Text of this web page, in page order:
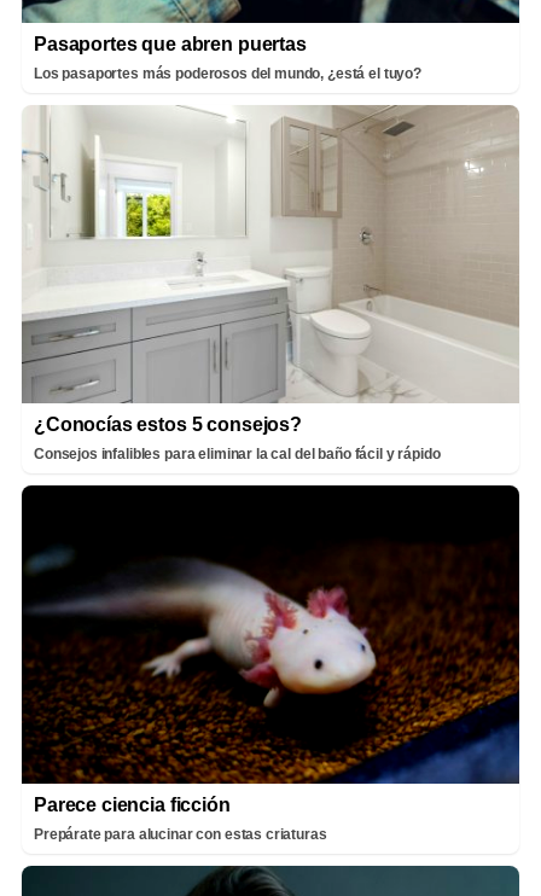
Pasaportes que abren puertas
Los pasaportes más poderosos del mundo, ¿está el tuyo?
¿Conocías estos 5 consejos?
Consejos infalibles para eliminar la cal del baño fácil y rápido
Parece ciencia ficción
Prepárate para alucinar con estas criaturas